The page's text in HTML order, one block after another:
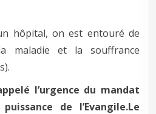
hôpital, on est entouré de
maladie et la souffrance
l’urgence du mandat
de l’Evangile.Le